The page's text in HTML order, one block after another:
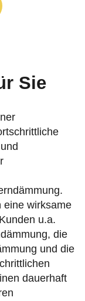
Sie
eine wirksame
u.a.
die
und die
dauerhaft